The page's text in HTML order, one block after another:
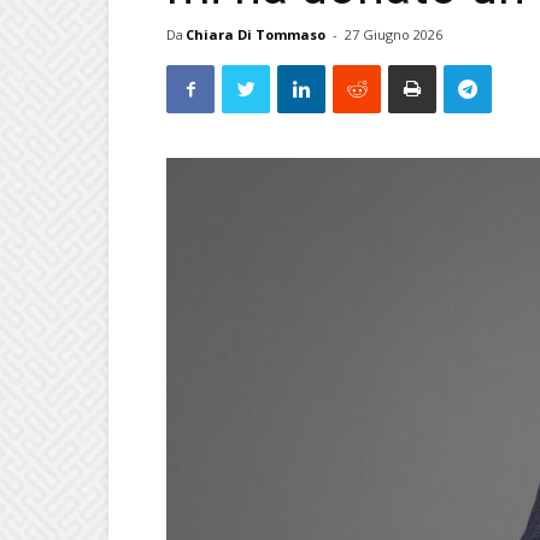
Da Chiara Di Tommaso - 27 Giugno 2026